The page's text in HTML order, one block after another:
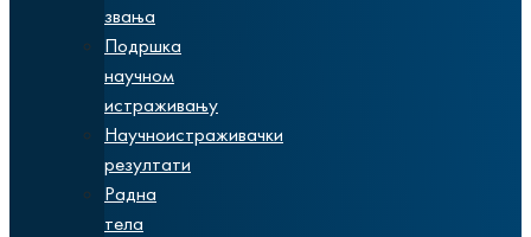
звања
Подршка
научном
истраживању
Научноистраживачки
резултати
Радна
тела